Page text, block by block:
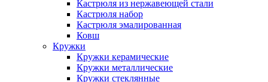
Кастрюля из нержавеющей стали
Кастрюля набор
Кастрюля эмалированная
Ковш
Кружки
Кружки керамические
Кружки металлические
Кружки стеклянные